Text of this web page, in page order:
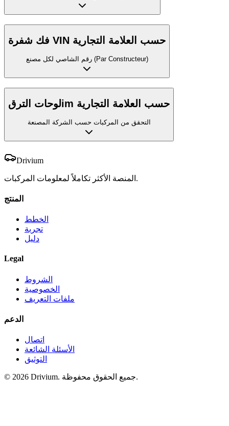
فك شفرة VIN حسب العلامة التجارية
رقم الشاصي لكل مصنع (Par Constructeur)
لوحات الترقim حسب العلامة التجارية
التحقق من المركبات حسب الشركة المصنعة
Drivium
المنصة الأكثر تكاملاً لمعلومات المركبات.
المنتج
الخطط
تجربة
دليل
Legal
الشروط
الخصوصية
ملفات التعريف
الدعم
اتصال
الأسئلة الشائعة
التوثيق
© 2026 Drivium. جميع الحقوق محفوظة.